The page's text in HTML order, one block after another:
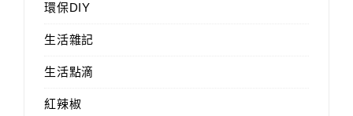
環保DIY
生活雜記
生活點滴
紅辣椒